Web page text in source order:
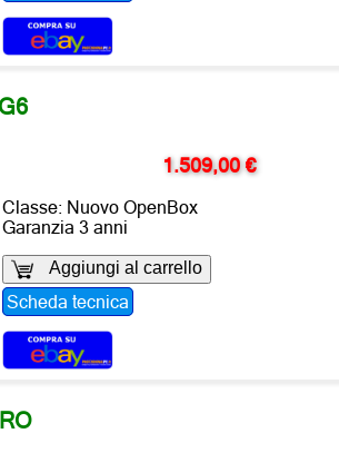
1.509,00 €
Classe: Nuovo OpenBox
Garanzia 3 anni
Aggiungi al carrello
Scheda tecnica